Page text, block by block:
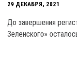
29 ДЕКАБРЯ, 2021
До завершения
Зеленского»